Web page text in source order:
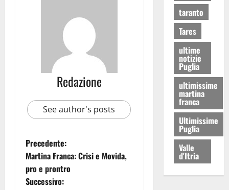
Redazione
See author's posts
Precedente:
Martina Franca: Crisi e Movida,
pro e prontro
Successivo:
taranto
Tares
ultime
notizie
Puglia
ultimissime
martina
franca
Ultimissime
Puglia
Valle
d'Itria